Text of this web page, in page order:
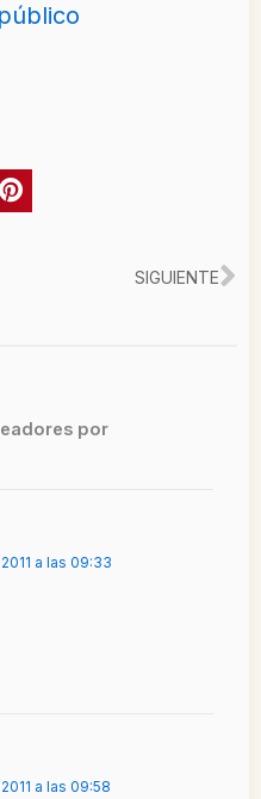
SIGUIENTE
por
a las 09:33
a las 09:58